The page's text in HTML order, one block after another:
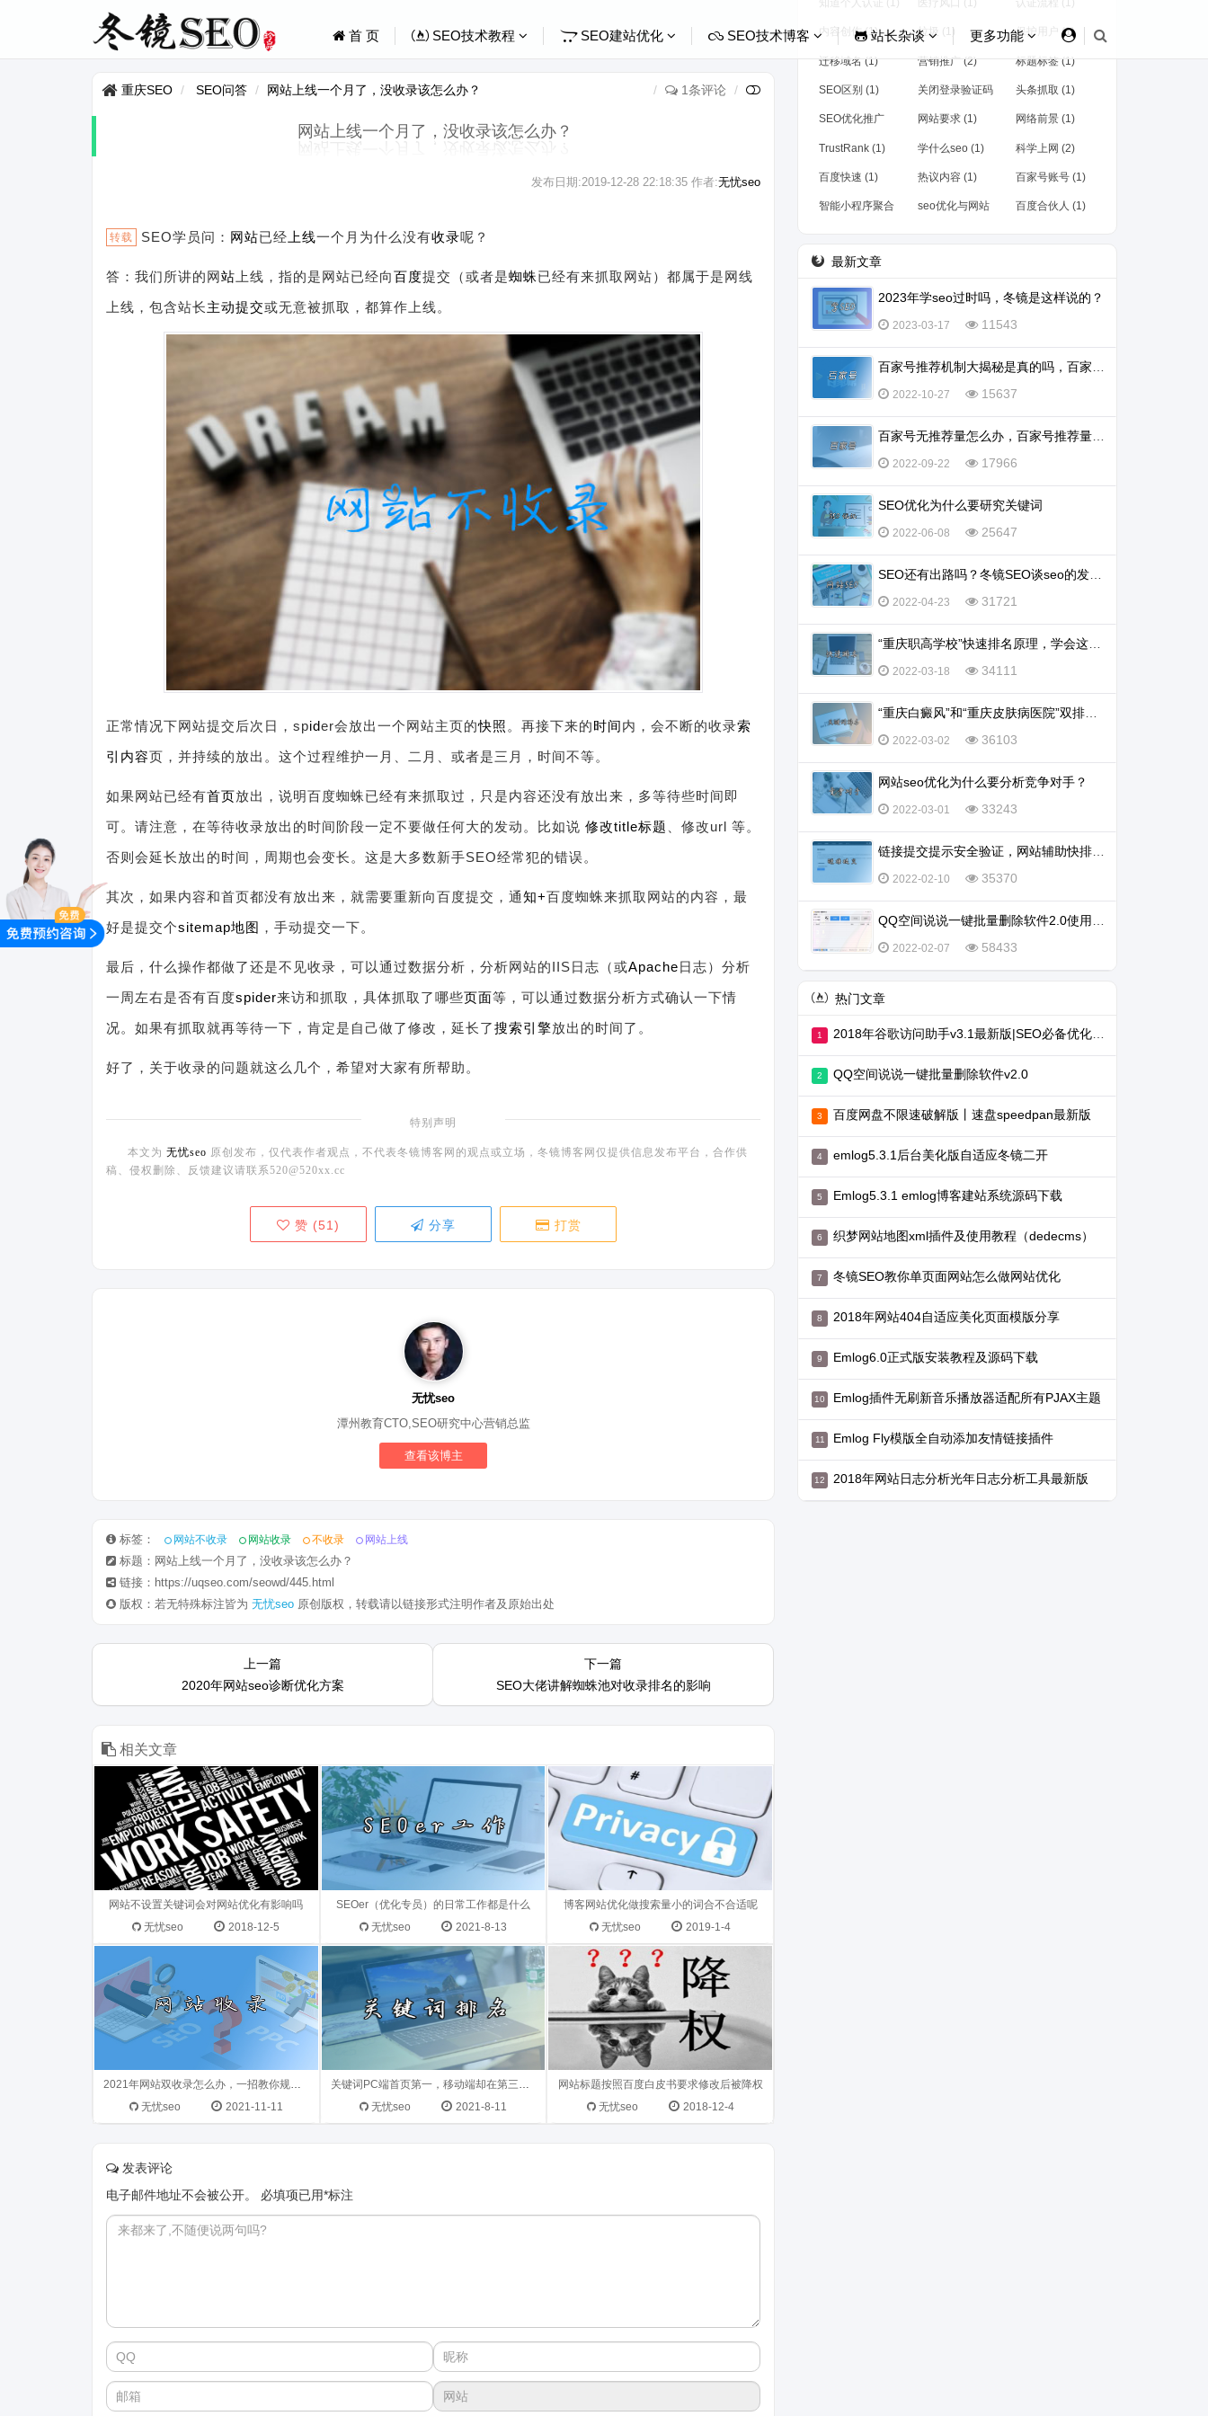
首 页 SEO技术教程 SEO建站优化 SEO技术博客 站长杂谈 更多功能
重庆SEO SEO问答 网站上线一个月了，没收录该怎么办？ 1条评论
网站上线一个月了，没收录该怎么办？
发布日期:2019-12-28 22:18:35 作者:无忧seo
转载 SEO学员问： 网站已经 上线一个月为什么没有收录呢？
答：我们所讲的网站 上线，指的是网站已经向百度提交（或者是蜘蛛已经有来抓取网站）都属于是网线
上线，包含站长主动提交或无意被抓取，都算作上线。
正常情况下网站提交后次日，spider会放出一个网站主页的快照 。再接下来的时间内，会不断的收录索
引 内容页，并持续的放出。这个过程维护一月、二月、或者是三月，时间不等。
如果网站已经有首页放出，说明百度蜘蛛已经有来抓取过，只是内容还没有放出来，多等待些时间即
可。请注意，在等待收录放出的时间阶段一定不要做任何大的发动。比如说 修改title标题
、修改url 等。
否则会延长放出的时间，周期也会变长。这是大多数新手SEO经常犯的错误。
其次，如果内容和首页都没有放出来，就需要重新向百度提交，通知+百度蜘蛛来抓取网站的内容，最
好是提交个sitemap地图 ，手动提交一下。
最后，什么操作都做了还是不见收录，可以通过数据分析，分析网站的IIS日志（或Apache日志）分析
一周左右是否有百度spider来访和抓取，具体抓取了哪些页面等，可以通过数据分析方式确认一下情
况。如果有抓取就再等待一下，肯定是自己做了修改，延长了搜索引擎放出的时间了。
好了，关于收录的问题就这么几个，希望对大家有所帮助。
特别声明
本文为 无忧seo 原创发布，仅代表作者观点，不代表冬镜博客网的观点或立场，冬镜博客网仅提供信息发布平台，合作供
稿、侵权删除、反馈建议请联系520@520xx.cc
赞 (51 ) 分享 打赏
无忧seo
潭州教育CTO,SEO研究中心营销总监
查看该博主
标签： 网站不收录 网站收录 不收录 网站上线
标题：网站上线一个月了，没收录该怎么办？
链接：https://uqseo.com/seowd/445.html
版权：若无特殊标注皆为 无忧seo 原创版权，转载请以链接形式注明作者及原始出处
上一篇
2020年网站seo诊断优化方案
下一篇
SEO大佬讲解蜘蛛池对收录排名的影响
相关文章
boke112导航 2018-12-05 01:30:05
问 题 网站到底要不要设置关键词？
对优化有...
网站不设置关键词会对网站优化有影响吗
无忧seo
2018-12-5
身是在外贸公司做seo，可是感觉自
己把这个给做成编辑工作...
SEOer（优化专员）的日常工作都是什么
无忧seo
2021-8-13
王灿勇 2019-01-04 12:45:01 问 题
您好，昝辉老师，受到您的启发，算
是正式入坑S...
博客网站优化做搜索量小的词合不合适呢
无忧seo
2019-1-4
小张 2021-11-11 15:03:54 问 题
ZAC老师，您好，我的网站是文案策
划网，是单页型的网站，收录为...
2021年网站双收录怎么办，一招教你规范化
无忧seo
2021-11-11
Andersen 2019-11-27 23:07:54 问
题 zac老师，PC端关键词首页第一
关键词PC端首页第一，移动端却在第三页，应该怎样解决呢
无忧seo
2021-8-11
翼翼 2018-12-04 23:35:46 问 题 前
两天百度搜索生态发布了一份关于标
题的指南，一些符号建议修改，...
网站标题按照百度白皮书要求修改后被降权
无忧seo
2018-12-4
发表评论
电子邮件地址不会被公开。
必填项已用*标注
内容创作 (1) 垃圾 (1) 保护用户 (1)
迁移域名 (1) 营销推广 (2) 标题标签 (1)
SEO区别 (1) 关闭登录验证码
(1)
头条抓取 (1)
SEO优化推广
(1)
网站要求 (1) 网络前景 (1)
TrustRank (1) 学什么seo (1) 科学上网 (2)
百度快速 (1) 热议内容 (1) 百家号账号 (1)
智能小程序聚合 seo优化与网站 百度合伙人 (1)
最新文章
2023年学seo过时吗，冬镜是这样说的？
2023-03-17 11543
2022-10-27 15637
2022-09-22 17966
SEO优化为什么要研究关键词
2022-06-08 25647
2022-04-23 31721
2022-03-18 34111
2022-03-02 36103
网站seo优化为什么要分析竞争对手？
2022-03-01 33243
2022-02-10 35370
2022-02-07 58433
热门文章
2018年谷歌访问助手v3.1最新版|SEO必备优化工具
QQ空间说说一键批量删除软件v2.0
百度网盘不限速破解版丨速盘speedpan最新版
emlog5.3.1后台美化版自适应冬镜二开
Emlog5.3.1 emlog博客建站系统源码下载
织梦网站地图xml插件及使用教程（dedecms）
冬镜SEO教你单页面网站怎么做网站优化
2018年网站404自适应美化页面模版分享
Emlog6.0正式版安装教程及源码下载
Emlog插件无刷新音乐播放器适配所有PJAX主题
Emlog Fly模版全自动添加友情链接插件
2018年网站日志分析光年日志分析工具最新版